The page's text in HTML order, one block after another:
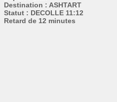
Destination : ASHTART
Statut : DECOLLE 11:12
Retard de 12 minutes